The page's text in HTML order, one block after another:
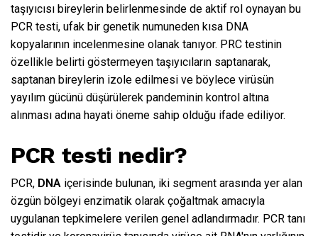
taşıyıcısı bireylerin belirlenmesinde de aktif rol oynayan bu
PCR testi, ufak bir genetik numuneden kısa DNA
kopyalarının incelenmesine olanak tanıyor. PRC testinin
özellikle belirti göstermeyen taşıyıcıların saptanarak,
saptanan bireylerin izole edilmesi ve böylece virüsün
yayılım gücünü düşürülerek pandeminin kontrol altına
alınması adına hayati öneme sahip olduğu ifade ediliyor.
PCR testi nedir?
PCR, DNA içerisinde bulunan, iki segment arasında yer alan
özgün bölgeyi enzimatik olarak çoğaltmak amacıyla
uygulanan tepkimelere verilen genel adlandırmadır. PCR tanı